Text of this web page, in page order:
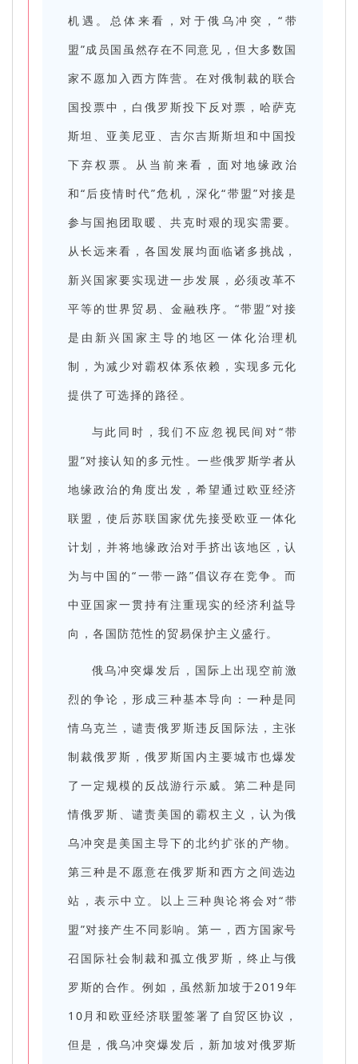
机遇。总体来看，对于俄乌冲突，“带
盟”成员国虽然存在不同意见，但大多数国
家不愿加入西方阵营。在对俄制裁的联合
国投票中，白俄罗斯投下反对票，哈萨克
斯坦、亚美尼亚、吉尔吉斯斯坦和中国投
下弃权票。从当前来看，面对地缘政治
和“后疫情时代”危机，深化“带盟”对接是
参与国抱团取暖、共克时艰的现实需要。
从长远来看，各国发展均面临诸多挑战，
新兴国家要实现进一步发展，必须改革不
平等的世界贸易、金融秩序。“带盟”对接
是由新兴国家主导的地区一体化治理机
制，为减少对霸权体系依赖，实现多元化
提供了可选择的路径。
与此同时，我们不应忽视民间对“带
盟”对接认知的多元性。一些俄罗斯学者从
地缘政治的角度出发，希望通过欧亚经济
联盟，使后苏联国家优先接受欧亚一体化
计划，并将地缘政治对手挤出该地区，认
为与中国的“一带一路”倡议存在竞争。而
中亚国家一贯持有注重现实的经济利益导
向，各国防范性的贸易保护主义盛行。
俄乌冲突爆发后，国际上出现空前激
烈的争论，形成三种基本导向：一种是同
情乌克兰，谴责俄罗斯违反国际法，主张
制裁俄罗斯，俄罗斯国内主要城市也爆发
了一定规模的反战游行示威。第二种是同
情俄罗斯、谴责美国的霸权主义，认为俄
乌冲突是美国主导下的北约扩张的产物。
第三种是不愿意在俄罗斯和西方之间选边
站，表示中立。以上三种舆论将会对“带
盟”对接产生不同影响。第一，西方国家号
召国际社会制裁和孤立俄罗斯，终止与俄
罗斯的合作。例如，虽然新加坡于2019年
10月和欧亚经济联盟签署了自贸区协议，
但是，俄乌冲突爆发后，新加坡对俄罗斯